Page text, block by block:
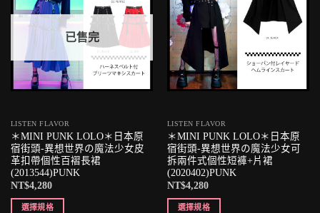
已售完
LISTEN FLAVOR
＊MINI PUNK LOLO＊日本原
宿街頭-異想世界の魔法少女皮
革扣帶個性百褶長裙
(2013544)PUNK
NT$4,280
選擇規格
LISTEN FLAVOR
＊MINI PUNK LOLO＊日本原
宿街頭-異想世界の魔法少女可
拆兩件式個性短褲+片裙
(2020402)PUNK
NT$4,280
選擇規格